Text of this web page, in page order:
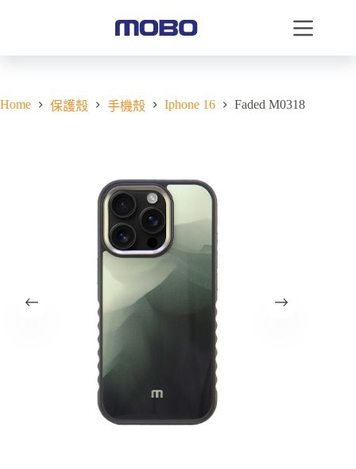
Home 保護殼 手機殼 Iphone 16 Faded M0318